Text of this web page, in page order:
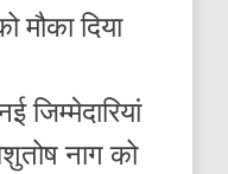
मौका दिया
जिम्मेदारियां
नाग को